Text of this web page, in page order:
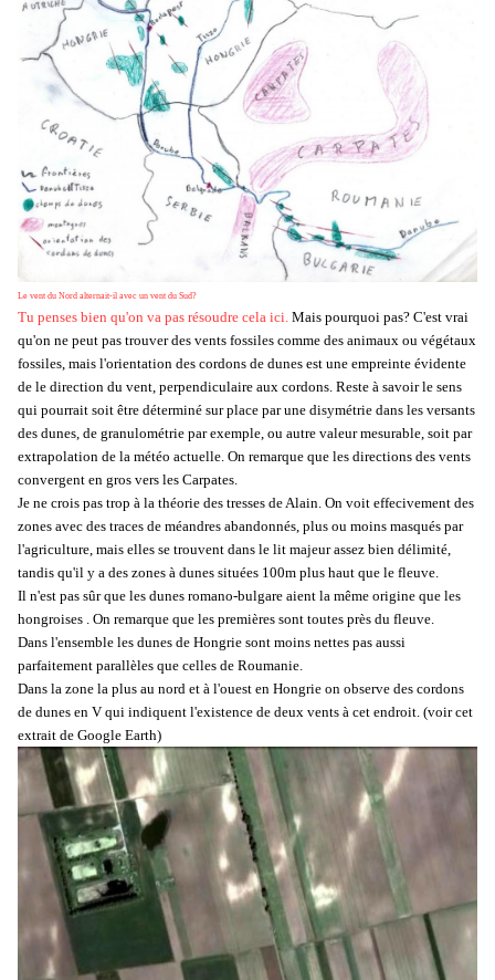
Le vent du Nord alternait-il avec un vent du Sud?
Tu penses bien qu'on va pas résoudre cela ici. Mais pourquoi pas? C'est vrai
qu'on ne peut pas trouver des vents fossiles comme des animaux ou végétaux
fossiles, mais l'orientation des cordons de dunes est une empreinte évidente
de le direction du vent, perpendiculaire aux cordons. Reste à savoir le sens
qui pourrait soit être déterminé sur place par une disymétrie dans les versants
des dunes, de granulométrie par exemple, ou autre valeur mesurable, soit par
extrapolation de la météo actuelle. On remarque que les directions des vents
convergent en gros vers les Carpates.
Je ne crois pas trop à la théorie des tresses de Alain. On voit effecivement des
zones avec des traces de méandres abandonnés, plus ou moins masqués par
l'agriculture, mais elles se trouvent dans le lit majeur assez bien délimité,
tandis qu'il y a des zones à dunes situées 100m plus haut que le fleuve.
Il n'est pas sûr que les dunes romano-bulgare aient la même origine que les
hongroises . On remarque que les premières sont toutes près du fleuve.
Dans l'ensemble les dunes de Hongrie sont moins nettes pas aussi
parfaitement parallèles que celles de Roumanie.
Dans la zone la plus au nord et à l'ouest en Hongrie on observe des cordons
de dunes en V qui indiquent l'existence de deux vents à cet endroit. (voir cet
extrait de Google Earth)